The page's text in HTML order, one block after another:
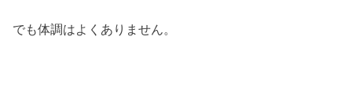
でも体調はよくありません。